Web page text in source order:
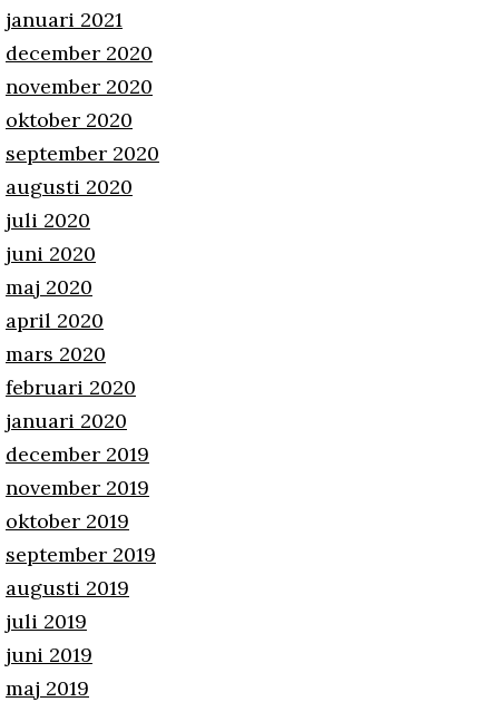
januari 2021
december 2020
november 2020
oktober 2020
september 2020
augusti 2020
juli 2020
juni 2020
maj 2020
april 2020
mars 2020
februari 2020
januari 2020
december 2019
november 2019
oktober 2019
september 2019
augusti 2019
juli 2019
juni 2019
maj 2019